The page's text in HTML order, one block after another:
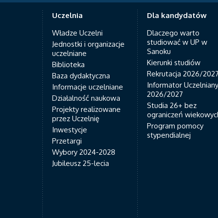
Uczelnia
Władze Uczelni
Jednostki i organizacje
uczelniane
Biblioteka
Baza dydaktyczna
Informacje uczelniane
Działalność naukowa
Projekty realizowane
przez Uczelnię
Inwestycje
Przetargi
Wybory 2024-2028
Jubileusz 25-lecia
Dla kandydatów
Dlaczego warto
studiować w UP w
Sanoku
Kierunki studiów
Rekrutacja 2026/2027
Informator Uczelniany
2026/2027
Studia 26+ bez
ograniczeń
Program pomocy
stypendialnej